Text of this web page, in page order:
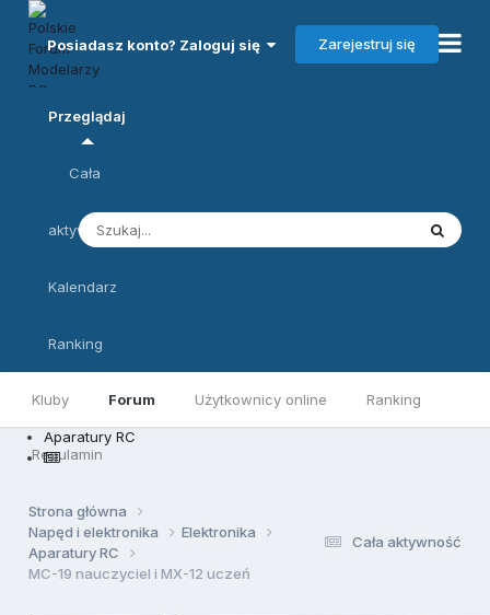
Posiadasz konto? Zaloguj się Zarejestruj się
Przeglądaj
Kluby Forum Użytkownicy online Ranking
Regulamin
Cała
aktywność
Kalendarz
Ranking
Aparatury RC
Cała aktywność
Strona główna
Napęd i elektronika
Elektronika
Aparatury RC
MC-19 nauczyciel i MX-12 uczeń